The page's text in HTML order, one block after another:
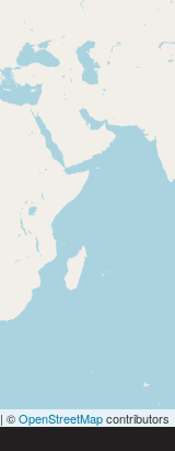
| ©OpenStreetMapcontributors